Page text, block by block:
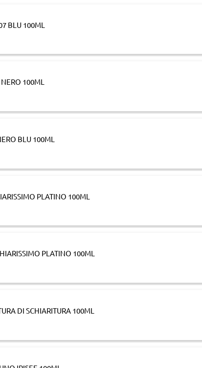
BLU 100ML
100ML
BLU 100ML
PLATINO 100ML
PLATINO 100ML
DI SCHIARITURA 100ML